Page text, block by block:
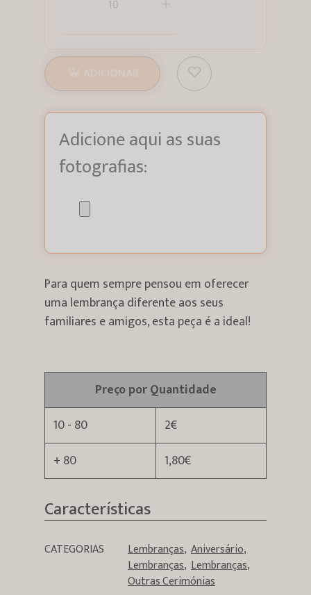
ADICIONAR
Adicione aqui as suas
fotografias:
Para quem sempre pensou em oferecer
uma lembrança diferente aos seus
familiares e amigos, esta peça é a ideal!
Preço por Quantidade
10 - 80
2€
+ 80
1,80€
Características
CATEGORIAS Lembranças Aniversário
Lembranças Lembranças
Outras Cerimónias